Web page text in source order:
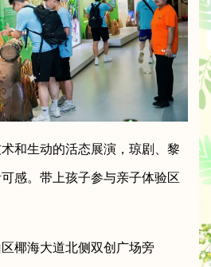
和生动的活态展演，琼剧、黎
感。带上孩子参与亲子体验区
椰海大道北侧双创广场旁